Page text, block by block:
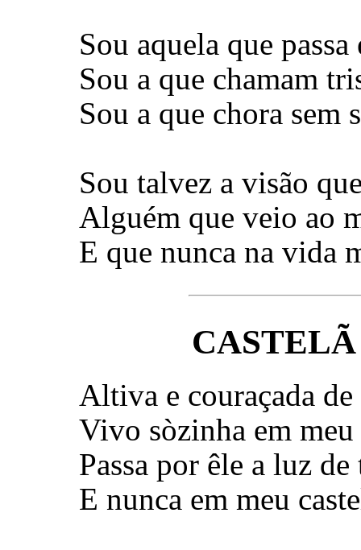
Sou aquela que
Sou a que chamam
Sou a que chora sem
Sou talvez a visão
Alguém que veio ao
E que nunca na vida
Altiva e couraçada de
Vivo sòzinha em
Passa por êle a luz
E nunca em meu